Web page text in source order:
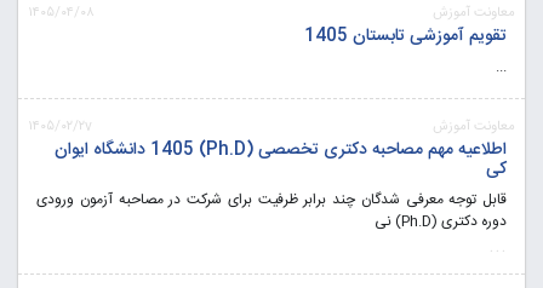
معاونت آموزش ۱۴۰۵/۰۴/۰۸
تقویم آموزشی تابستان 1405
...
معاونت آموزش ۱۴۰۵/۰۲/۲v
اطلاعیه مهم مصاحبه دکتری تخصصی (Ph.D) 1405 دانشگاه ایوان
کی
قابل توجه معرفی شدگان چند برابر ظرفیت برای شرکت در مصاحبه آزمون ورودی
دوره دکتری (Ph.D) نی
...